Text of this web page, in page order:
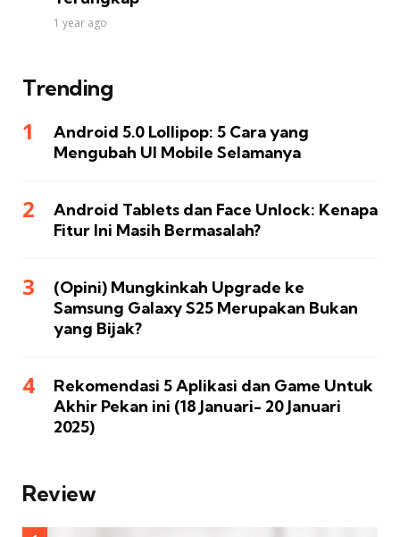
1 year ago
Trending
Android 5.0 Lollipop: 5 Cara yang
Mengubah UI Mobile Selamanya
Android Tablets dan Face Unlock: Kenapa
Fitur Ini Masih Bermasalah?
(Opini) Mungkinkah Upgrade ke
Samsung Galaxy S25 Merupakan Bukan
yang Bijak?
Rekomendasi 5 Aplikasi dan Game Untuk
Akhir Pekan ini (18 Januari- 20 Januari
2025)
Review